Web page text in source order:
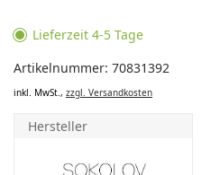
Lieferzeit 4-5 Tage
Artikelnummer: 70831392
inkl. MwSt., zzgl. Versandkosten
Hersteller